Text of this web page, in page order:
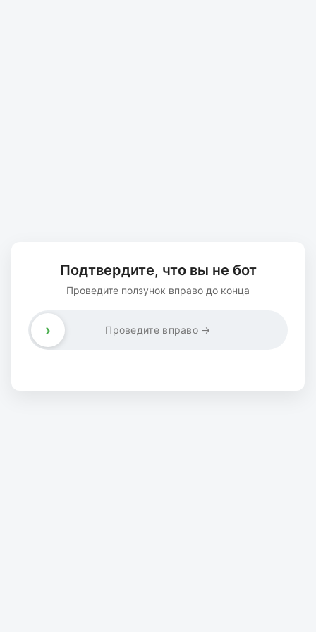
Подтвердите, что вы не бот
Проведите ползунок вправо до конца
Проведите вправо →
›